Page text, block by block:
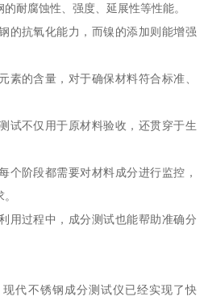
耐腐蚀性、强度、延展性等性能。
的抗氧化能力，而镍的添加则能增强
素的含量，对于确保材料符合标准、
试不仅用于原材料验收，还贯穿于生
个阶段都需要对材料成分进行监控，
用过程中，成分测试也能帮助准确分
代不锈钢成分测试仪已经实现了快